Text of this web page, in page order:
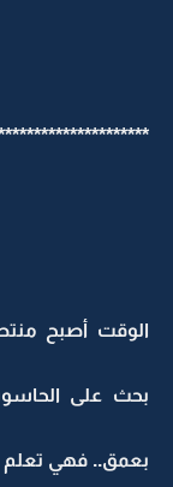
الوقت أصبح
بحث على
بعمق.. فهي تعلم